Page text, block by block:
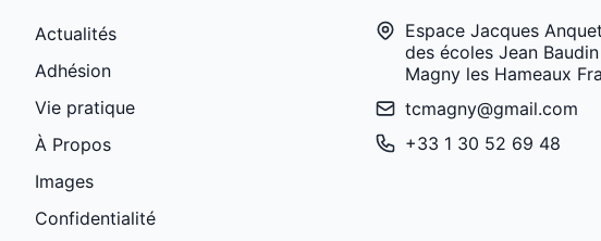
Actualités
Adhésion
Vie pratique
À Propos
Images
Confidentialité
Espace Jacques
des écoles Jean Baudin
Magny les Hameaux
tcmagny@gmail.com
+33 1 30 52 69 48